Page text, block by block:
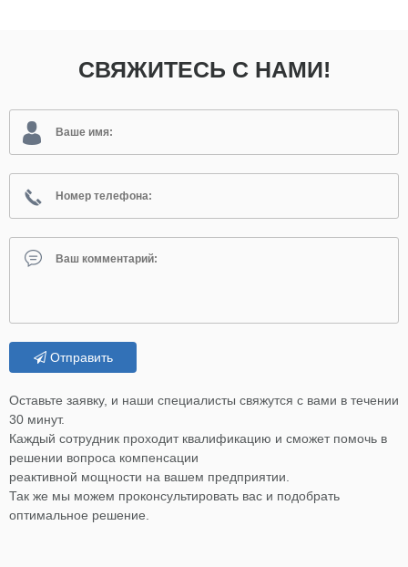
СВЯЖИТЕСЬ С НАМИ!
Отправить
Оставьте заявку, и наши специалисты свяжутся с вами в течении
30 минут.
Каждый сотрудник проходит квалификацию и сможет помочь в
решении вопроса компенсации
реактивной мощности на вашем предприятии.
Так же мы можем проконсультировать вас и подобрать
оптимальное решение.